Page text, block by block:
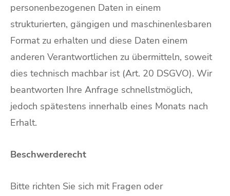
personenbezogenen Daten in einem
strukturierten, gängigen und maschinenlesbaren
Format zu erhalten und diese Daten einem
anderen Verantwortlichen zu übermitteln, soweit
dies technisch machbar ist (Art. 20 DSGVO). Wir
beantworten Ihre Anfrage schnellstmöglich,
jedoch spätestens innerhalb eines Monats nach
Erhalt.
Beschwerderecht
Bitte richten Sie sich mit Fragen oder